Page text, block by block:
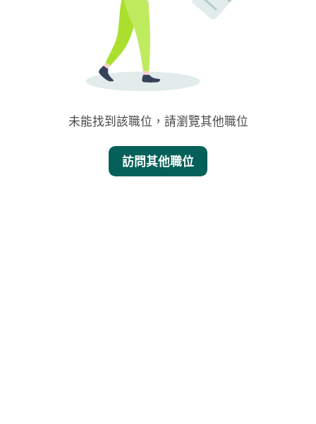
未能找到該職位，請瀏覽其他職位
訪問其他職位